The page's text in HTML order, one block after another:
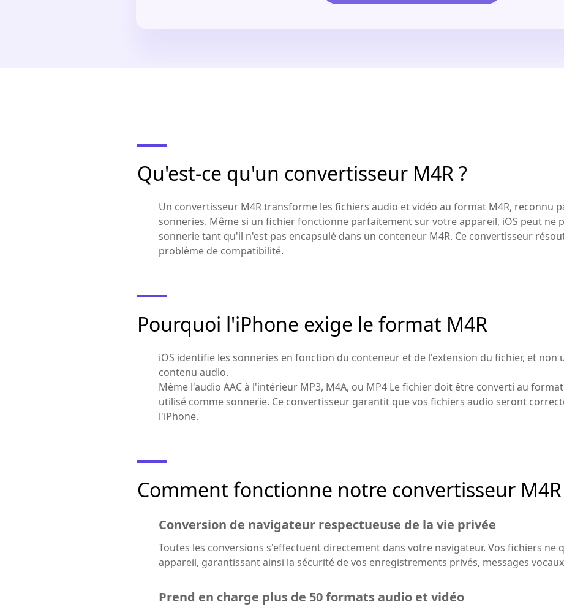
Qu'est-ce qu'un convertisseur M4R ?
Un convertisseur M4R transforme les fichiers audio et vidéo au format M4R, reconnu
sonneries. Même si un fichier fonctionne parfaitement sur votre appareil, iOS peut ne
sonnerie tant qu'il n'est pas encapsulé dans un conteneur M4R. Ce convertisseur
problème de compatibilité.
Pourquoi l'iPhone exige le format M4R
iOS identifie les sonneries en fonction du conteneur et de l'extension du fichier, et non
contenu audio.
Même l'audio AAC à l'intérieur MP3, M4A, ou MP4 Le fichier doit être converti au
utilisé comme sonnerie. Ce convertisseur garantit que vos fichiers audio seront
l'iPhone.
Comment fonctionne notre convertisseur M4R
Conversion de navigateur respectueuse de la vie privée
Toutes les conversions s'effectuent directement dans votre navigateur. Vos fichiers ne
appareil, garantissant ainsi la sécurité de vos enregistrements privés, messages
Prend en charge plus de 50 formats audio et vidéo